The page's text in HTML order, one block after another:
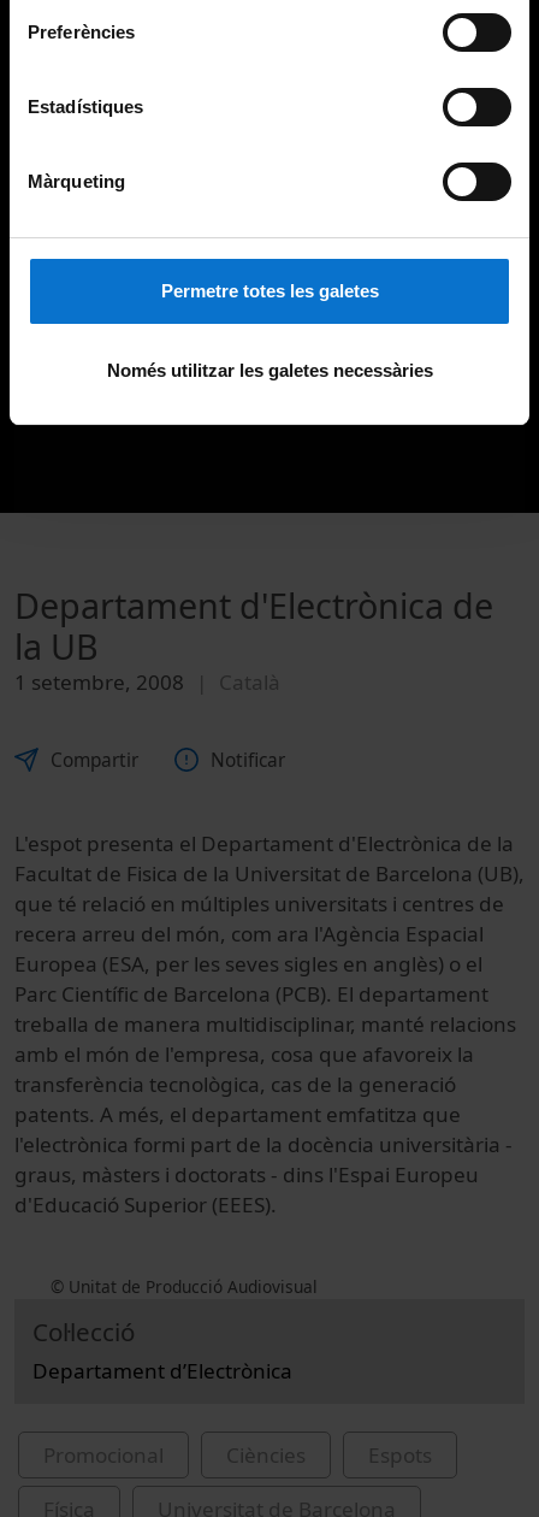
Preferències
Estadístiques
Màrqueting
Permetre totes les galetes
Només utilitzar les galetes necessàries
Departament d'Electrònica de
la UB
1 setembre, 2008 Català
Compartir Notificar
L'espot presenta el Departament d'Electrònica de la
Facultat de Fisica de la Universitat de Barcelona (UB),
que té relació en múltiples universitats i centres de
recera arreu del món, com ara l'Agència Espacial
Europea (ESA, per les seves sigles en anglès) o el
Parc Científic de Barcelona (PCB). El departament
treballa de manera multidisciplinar, manté relacions
amb el món de l'empresa, cosa que afavoreix la
transferència tecnològica, cas de la generació
patents. A més, el departament emfatitza que
l'electrònica formi part de la docència universitària -
graus, màsters i doctorats - dins l'Espai Europeu
d'Educació Superior (EEES).
© Unitat de Producció Audiovisual
Col·lecció
Departament d’Electrònica
Promocional Ciències
Espots
Física
Universitat de Barcelona